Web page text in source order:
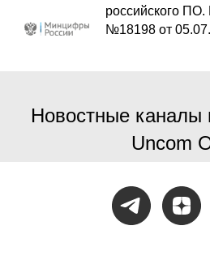
российского ПО.
№18198 от
Новостные каналы
Uncom